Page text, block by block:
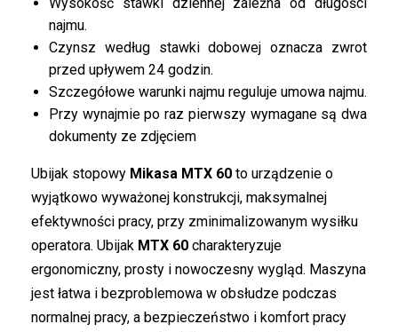
najmu.
Czynsz według stawki dobowej oznacza zwrot
przed upływem 24 godzin.
Szczegółowe warunki najmu reguluje umowa najmu.
Przy wynajmie po raz pierwszy wymagane są dwa
dokumenty ze zdjęciem
Ubijak stopowy Mikasa MTX 60 to urządzenie o
wyjątkowo wyważonej konstrukcji, maksymalnej
efektywności pracy, przy zminimalizowanym wysiłku
operatora. Ubijak MTX 60 charakteryzuje
ergonomiczny, prosty i nowoczesny wygląd. Maszyna
jest łatwa i bezproblemowa w obsłudze podczas
normalnej pracy, a bezpieczeństwo i komfort pracy